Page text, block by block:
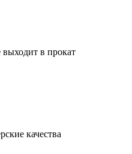
в прокат
качества